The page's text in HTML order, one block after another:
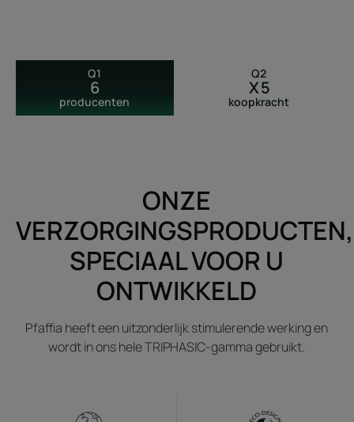
Q1
6
producenten
Q2
X 5
koopkracht
ONZE
VERZORGINGSPRODUCTEN,
SPECIAAL VOOR U
ONTWIKKELD
Pfaffia heeft een uitzonderlijk stimulerende werking en
wordt in ons hele TRIPHASIC-gamma gebruikt.